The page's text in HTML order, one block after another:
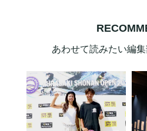
あわせて読みたい編